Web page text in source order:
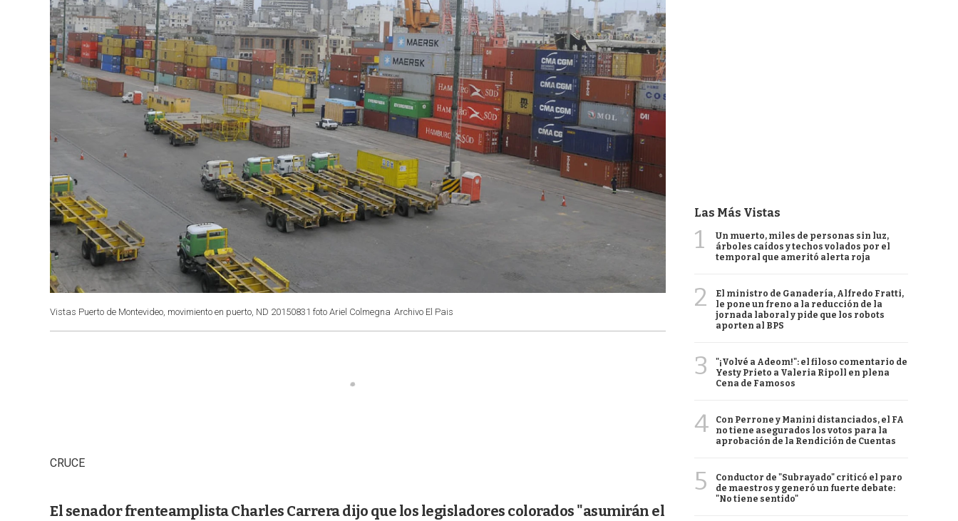
Vistas Puerto de Montevideo, movimiento en puerto, ND 20150831 foto Ariel Colmegna Archivo El Pais
CRUCE
El senador frenteamplista Charles Carrera dijo que los legisladores colorados "asumirán el
Las Más Vistas
1
Un muerto, miles de personas sin luz,
árboles caídos y techos volados por el
temporal que ameritó alerta roja
2
El ministro de Ganadería, Alfredo Fratti,
le pone un freno a la reducción de la
jornada laboral y pide que los robots
aporten al BPS
3
"¡Volvé a Adeom!": el filoso comentario de
Yesty Prieto a Valeria Ripoll en plena
Cena de Famosos
4
Con Perrone y Manini distanciados, el FA
no tiene asegurados los votos para la
aprobación de la Rendición de Cuentas
5
Conductor de "Subrayado" criticó el paro
de maestros y generó un fuerte debate:
"No tiene sentido"